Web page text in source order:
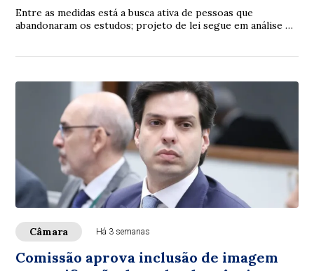
Entre as medidas está a busca ativa de pessoas que
abandonaram os estudos; projeto de lei segue em análise na
Câmara Há 3 semanas
Comissão aprova inclusão de imagem